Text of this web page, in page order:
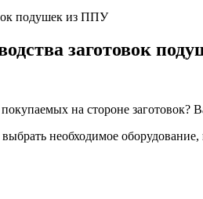
подушек из ППУ
заготовок
на стороне заготовок?
необходимое оборудование,